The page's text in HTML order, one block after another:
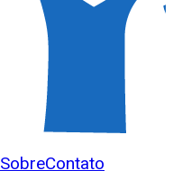
SobreContato